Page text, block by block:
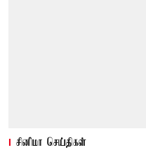
சினிமா செய்திகள்